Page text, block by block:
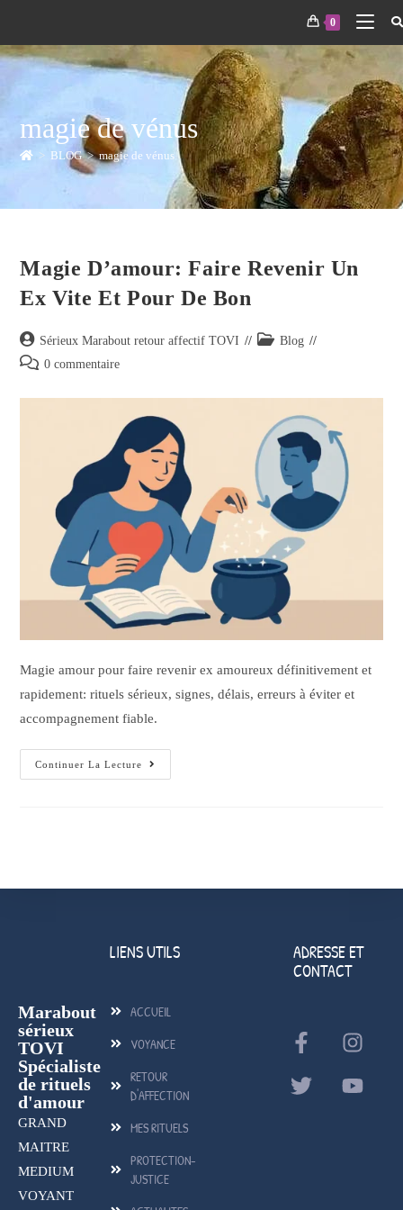
0
magie de vénus
> BLOG > magie de vénus
Magie D’amour: Faire Revenir Un
Ex Vite Et Pour De Bon
Sérieux Marabout retour affectif TOVI
Blog
0 commentaire
Magie amour pour faire revenir ex amoureux définitivement et
rapidement: rituels sérieux, signes, délais, erreurs à éviter et
accompagnement fiable.
Continuer La Lecture
Marabout
sérieux
TOVI
Spécialiste
de rituels
d'amour
GRAND
MAITRE
MEDIUM
VOYANT
LIENS UTILS
ACCUEIL
VOYANCE
RETOUR
D'AFFECTION
MES RITUELS
PROTECTION-
JUSTICE
ADRESSE ET
CONTACT